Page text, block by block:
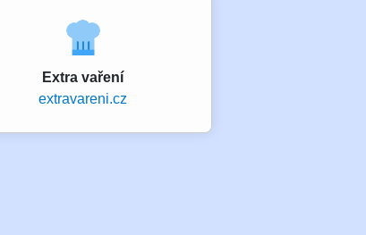
Extra vaření
extravareni.cz